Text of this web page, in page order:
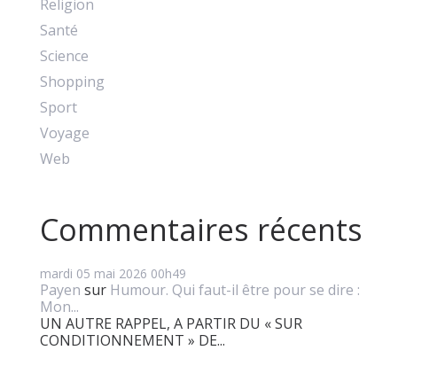
Religion
Santé
Science
Shopping
Sport
Voyage
Web
Commentaires récents
mardi 05 mai 2026 00h49
Payen sur Humour. Qui faut-il être pour se dire :
Mon...
UN AUTRE RAPPEL, A PARTIR DU « SUR
CONDITIONNEMENT » DE...